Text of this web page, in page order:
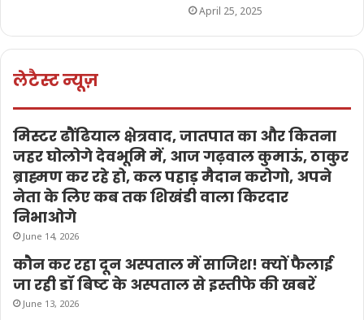
April 25, 2025
लेटैस्ट न्यूज़
मिस्टर ढौंढियाल क्षेत्रवाद, जातपात का और कितना
जहर घोलोगे देवभूमि में, आज गढ़वाल कुमाऊं, ठाकुर
ब्राह्मण कर रहे हो, कल पहाड़ मैदान करोगो, अपने
नेता के लिए कब तक शिखंडी वाला किरदार
निभाओगे
June 14, 2026
कौन कर रहा दून अस्पताल में साजिश! क्यों फैलाई
जा रही डॉ बिष्ट के अस्पताल से इस्तीफे की खबरें
June 13, 2026